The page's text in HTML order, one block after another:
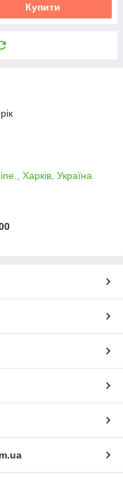
Купити
Харків, Україна